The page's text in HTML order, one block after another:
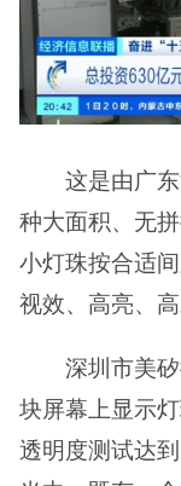
这是由广东
种大面积、无
小灯珠按合适
视效、高亮、高
深圳市美矽
块屏幕上显示
透明度测试达